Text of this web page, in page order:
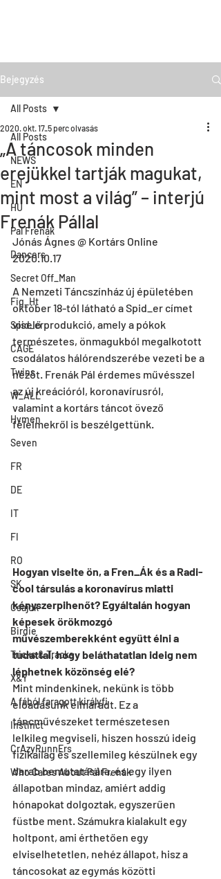
Bejegyzés
All Posts
NEWS
EN
HU
Pal Frenak
Dancers
Secret Off_Man
Fig_Ht
Spid_er
CAGE
Twins
W_ALL
Hymen
Seven
FR
DE
IT
FI
RO
SK
Csajok
Birdie
Tricks & Tracks
X&Y
A fából faragott királyfi
Instinct
CrAzyRunnErs
Who Cares About Pál Frenák
All Posts
„A táncosok minden
erejükkel tartják magukat,
mint most a világ” – interjú
Frenák Pállal
2020. okt. 17.5 perc olvasás
Jónás Ágnes @ Kortárs Online
2020.10.17
A Nemzeti Táncszínház új épületében
október 18-tól látható a Spid_er címet
viselő produkció, amely a pókok
természetes, önmagukból megalkotott
csodálatos hálórendszerébe vezeti be a
nézőt. Frenák Pál érdemes művésszel
az új kreációról, koronavírusról,
valamint a kortárs táncot övező
félelmekről is beszélgettünk.
Hogyan viselte ön, a Fren_Ák és a Radi-
cool társulás a koronavírus miatti
kényszerpihenőt? Egyáltalán hogyan
képesek örökmozgó
művészemberekként együtt élni a
tudattal, hogy beláthatatlan ideig nem
léphetnek közönség elé?
Mint mindenkinek, nekünk is több
előadásunk elmaradt. Ez a
táncművészeket természetesen
lelkileg megviseli, hiszen hosszú ideig
fizikailag és szellemileg készülnek egy
darab bemutatására, és egy ilyen
állapotban mindaz, amiért addig
hónapokat dolgoztak, egyszerűen
füstbe ment. Számukra kialakult egy
holtpont, ami érthetően egy
elviselhetetlen, nehéz állapot, hisz a
táncosokat az egymás közötti